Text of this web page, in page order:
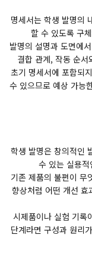
명세서는 학생 발명의
할 수 있도록 구
발명의 설명과 도면에
결합 관계, 작동 순
초기 명세서에 포함되
수 있으므로 예상 가능
학생 발명은 창의적인
수 있는 실용
기존 제품의 불편이 무
향상처럼 어떤 개선 효
시제품이나 실험 기록
단계라면 구성과 원리